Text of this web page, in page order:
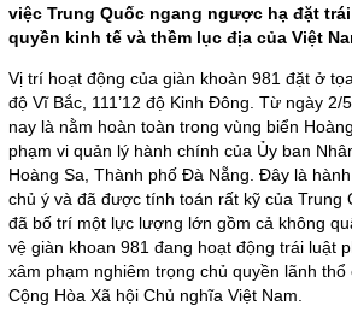
việc Trung Quốc ngang ngược hạ đặt
quyền kinh tế và thềm lục địa của Việt
Vị trí hoạt động của giàn khoàn 981 đặt ở
độ Vĩ Bắc, 111’12 độ Kinh Đông. Từ ngày 2/
nay là nằm hoàn toàn trong vùng biển
phạm vi quản lý hành chính của Ủy ban
Hoàng Sa, Thành phố Đà Nẵng. Đây là
chủ ý và đã được tính toán rất kỹ của Trung
đã bố trí một lực lượng lớn gồm cả không
vệ giàn khoan 981 đang hoạt động trái luật
xâm phạm nghiêm trọng chủ quyền lãnh thổ
Cộng Hòa Xã hội Chủ nghĩa Việt Nam.